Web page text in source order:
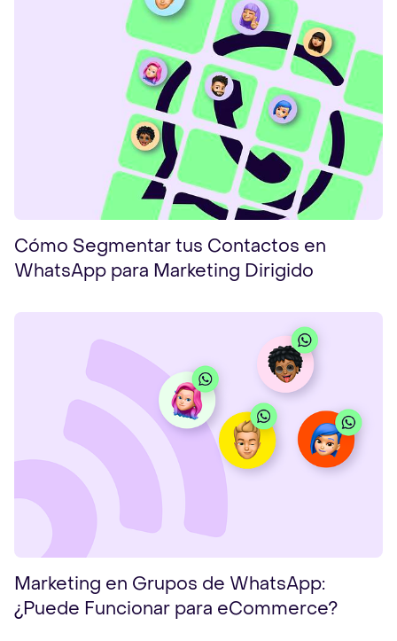
Cómo Segmentar tus Contactos en
WhatsApp para Marketing Dirigido
Marketing en Grupos de WhatsApp:
¿Puede Funcionar para eCommerce?